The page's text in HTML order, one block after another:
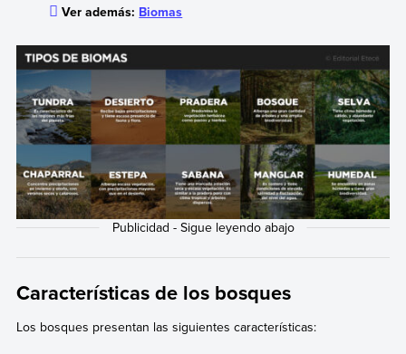
Ver además: Biomas
Características de los bosques
Los bosques presentan las siguientes características: